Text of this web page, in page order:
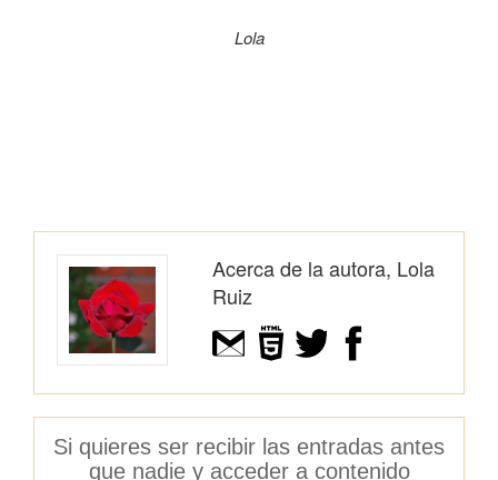
Lola
Acerca de la autora, Lola
Ruiz
Si quieres ser recibir las entradas antes
que nadie y acceder a contenido